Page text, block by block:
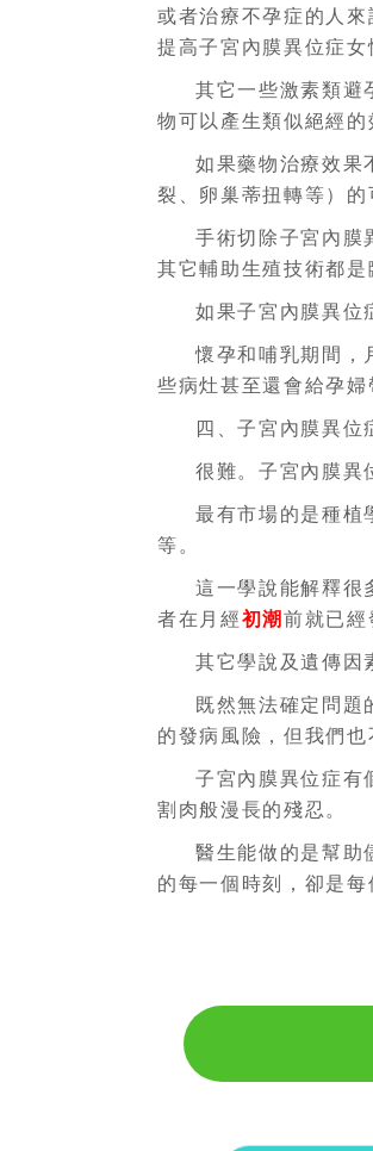
或者治療不孕症的人
提高子宮內膜異位症女
其它一些激素類避
物可以產生類似絕經
如果藥物治療效果
裂、卵巢蒂扭轉等）的
手術切除子宮內膜
其它輔助生殖技術都
如果子宮內膜異位
懷孕和哺乳期間，
些病灶甚至還會給孕婦
四、子宮內膜異位
很難。子宮內膜異
最有市場的是種植
等。
這一學說能解釋很
者在月經初潮前就已經
其它學說及遺傳因
既然無法確定問題
的發病風險，但我們
子宮內膜異位症有
割肉般漫長的殘忍。
醫生能做的是幫助
的每一個時刻，卻是每